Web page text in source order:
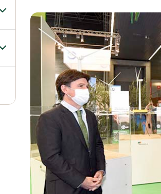
Alternar el submenú para Multimedia
Alternar el submenú para Redes sociales